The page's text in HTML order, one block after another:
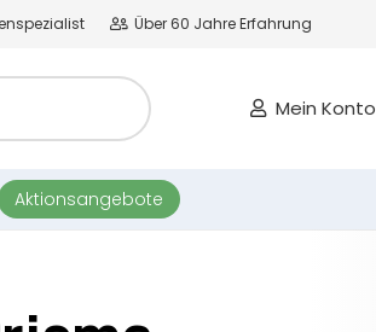
Über 60 Jahre Erfahrung
Mein Konto
Aktionsangebote